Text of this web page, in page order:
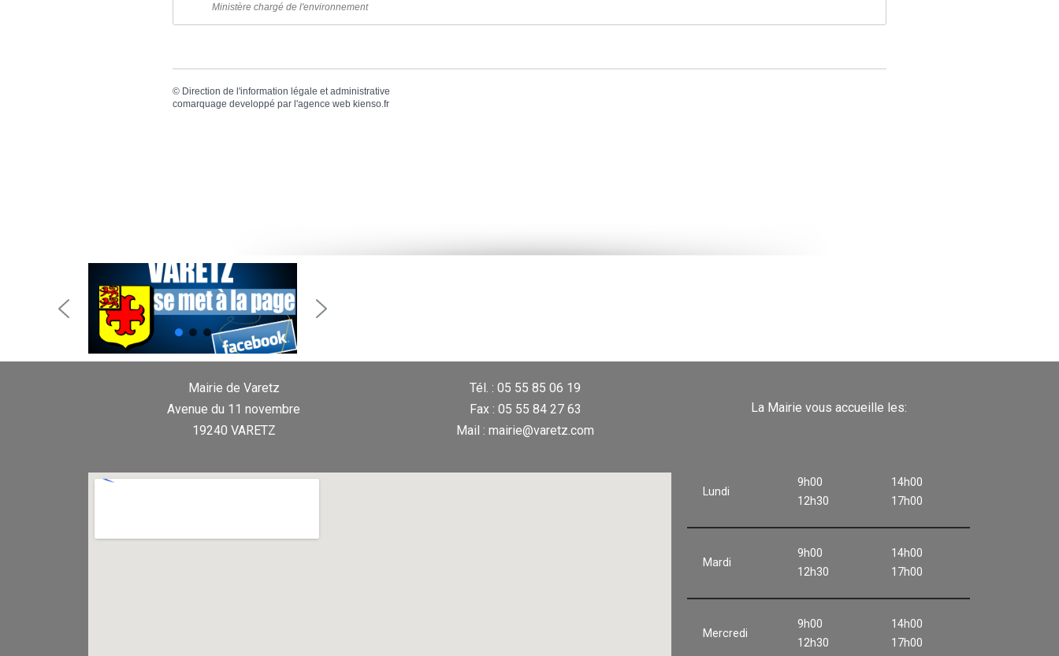
Ministère chargé de l'environnement
© Direction de l'information légale et administrative
comarquage developpé par l'agence web kienso.fr
Mairie de Varetz
Avenue du 11 novembre
19240 VARETZ
Tél. : 05 55 85 06 19
Fax : 05 55 84 27 63
Mail : mairie@varetz.com
La Mairie vous accueille les:
Lundi
9h00
12h30
14h00
17h00
Mardi
9h00
12h30
14h00
17h00
Mercredi
9h00
12h30
14h00
17h00